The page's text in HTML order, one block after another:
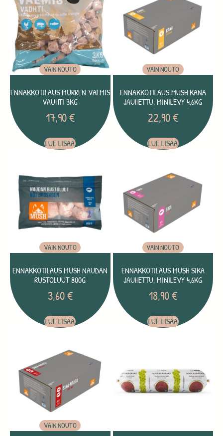
VAIN NOUTO
ENNAKKOTILAUS MURREN VALMIS
VAUHTI 3KG
17,90€
LUE LISÄÄ
VAIN NOUTO
ENNAKKOTILAUS MUSH KANA
JAUHETTU, MINILEVY 4,6KG
22,90€
LUE LISÄÄ
VAIN NOUTO
ENNAKKOTILAUS MUSH NAUDAN
RUSTOLUUT 800G
3,60€
LUE LISÄÄ
VAIN NOUTO
ENNAKKOTILAUS MUSH SIKA
JAUHETTU, MINILEVY 4,6KG
18,90€
LUE LISÄÄ
VAIN NOUTO